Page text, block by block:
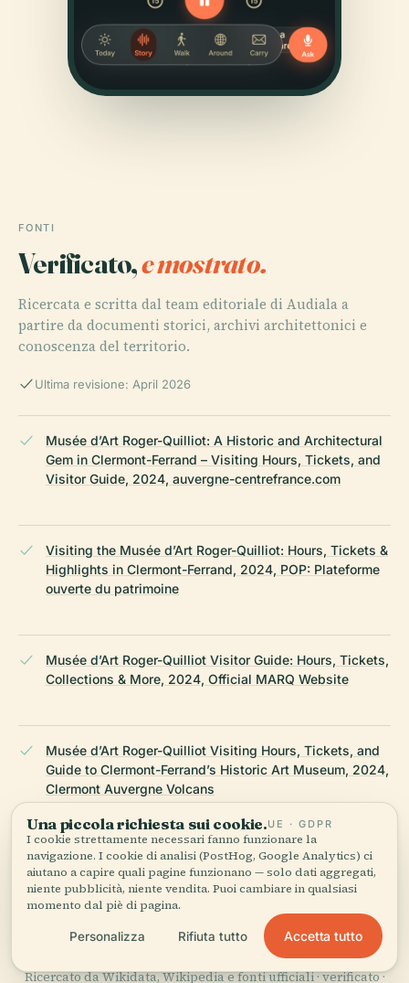
FONTI
Verificato,e mostrato.
Ricercata e scritta dal team editoriale di Audiala a
partire da documenti storici, archivi architettonici e
conoscenza del territorio.
Ultima revisione: April 2026
Musée d’Art Roger-Quilliot: A Historic and Architectural
Gem in Clermont-Ferrand – Visiting Hours, Tickets, and
Visitor Guide, 2024, auvergne-centrefrance.com
Visiting the Musée d’Art Roger-Quilliot: Hours, Tickets &
Highlights in Clermont-Ferrand, 2024, POP: Plateforme
ouverte du patrimoine
Musée d’Art Roger-Quilliot Visitor Guide: Hours, Tickets,
Collections & More, 2024, Official MARQ Website
Musée d’Art Roger-Quilliot Visiting Hours, Tickets, and
Guide to Clermont-Ferrand’s Historic Art Museum, 2024,
Clermont Auvergne Volcans
Quand des trésors de la Chine du musée Guimet de
Paris s’invitent à Clermont-Ferrand, 2024, France 3
Régions
Ricercato da Wikidata, Wikipedia e fonti ufficiali · verificato ·
Una piccola richiesta sui cookie.UE · GDPR
I cookie strettamente necessari fanno funzionare la
navigazione. I cookie di analisi (PostHog, Google Analytics) ci
aiutano a capire quali pagine funzionano — solo dati aggregati,
niente pubblicità, niente vendita. Puoi cambiare in qualsiasi
momento dal piè di pagina.
Personalizza Rifiuta tutto Accetta tutto